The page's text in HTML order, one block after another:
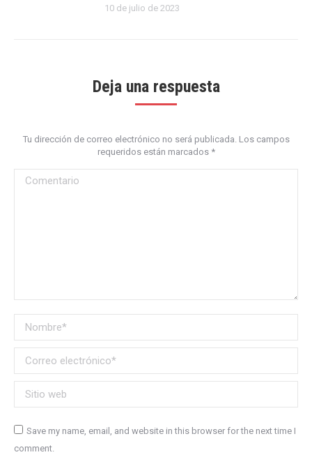
10 de julio de 2023
Deja una respuesta
Tu dirección de correo electrónico no será publicada. Los campos
requeridos están marcados *
Comentario
Nombre *
Correo electrónico *
Sitio web
Save my name, email, and website in this browser for the next time I
comment.